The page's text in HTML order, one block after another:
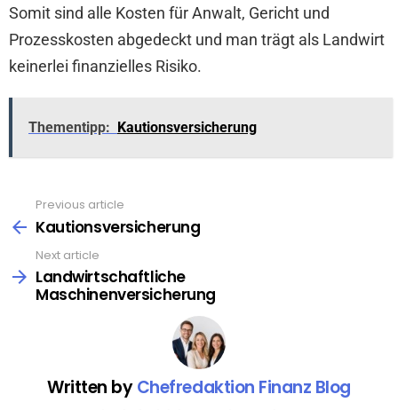
Somit sind alle Kosten für Anwalt, Gericht und
Prozesskosten abgedeckt und man trägt als Landwirt
keinerlei finanzielles Risiko.
Thementipp: Kautionsversicherung
more
Previous article
Kautionsversicherung
Next article
Landwirtschaftliche
Maschinenversicherung
Written byChefredaktion Finanz Blog